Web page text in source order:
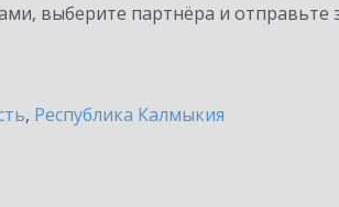
выберите партнёра и отправьте
, Республика Калмыкия